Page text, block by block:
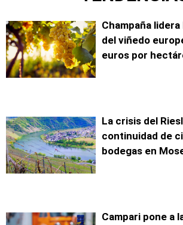
Champaña
del viñedo
euros por
La crisis del
continuidad de
bodegas en
Campari pone a